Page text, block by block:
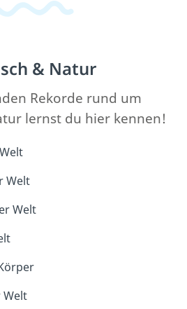
& Natur
Rekorde rund um
lernst du hier kennen!
Welt
Welt
Welt